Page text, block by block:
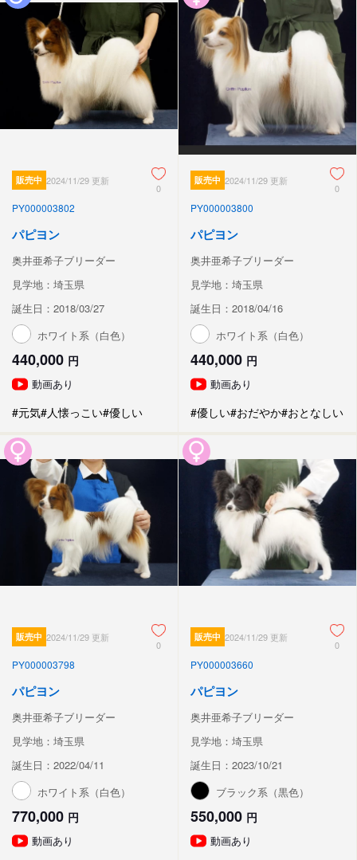
販売中 2024/11/29 更新
0
PY000003802
パピヨン
奥井亜希子ブリーダー
見学地：埼玉県
誕生日：2018/03/27
ホワイト系（白色）
440,000 円
動画あり
#元気#人懐っこい#優しい
販売中 2024/11/29 更新
0
PY000003800
パピヨン
奥井亜希子ブリーダー
見学地：埼玉県
誕生日：2018/04/16
ホワイト系（白色）
440,000 円
動画あり
#優しい#おだやか#おとなしい
販売中 2024/11/29 更新
0
PY000003798
パピヨン
奥井亜希子ブリーダー
見学地：埼玉県
誕生日：2022/04/11
ホワイト系（白色）
770,000 円
動画あり
販売中 2024/11/29 更新
0
PY000003660
パピヨン
奥井亜希子ブリーダー
見学地：埼玉県
誕生日：2023/10/21
ブラック系（黒色）
550,000 円
動画あり